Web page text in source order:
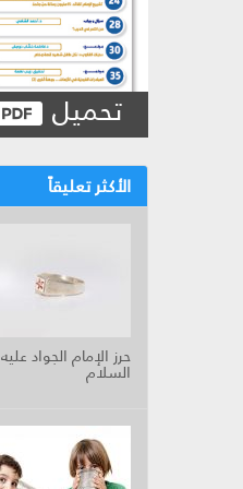
تحميل
الأكثر تعليقاً
حرز الإمام الجواد عليه
السلام